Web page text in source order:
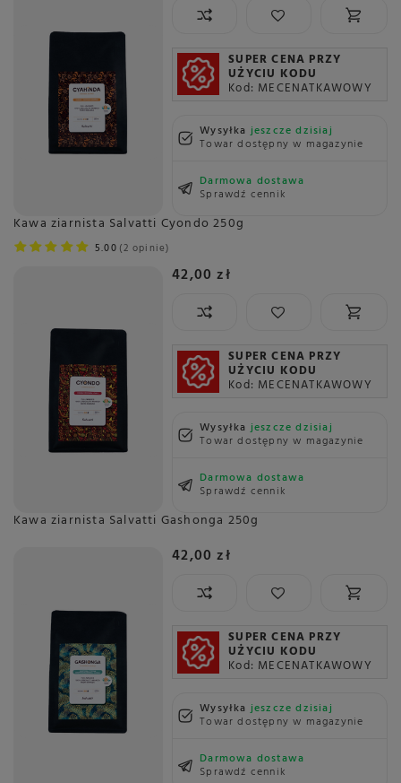
SUPER CENA PRZY
UŻYCIU KODU
Kod: MECENATKAWOWY
Wysyłkajeszcze dzisiaj
Towar dostępny w magazynie
Darmowa dostawa
Sprawdź cennik
Kawa ziarnista Salvatti Cyondo 250g
5.00 2 opinie
42,00 zł
SUPER CENA PRZY
UŻYCIU KODU
Kod: MECENATKAWOWY
Wysyłkajeszcze dzisiaj
Towar dostępny w magazynie
Darmowa dostawa
Sprawdź cennik
Kawa ziarnista Salvatti Gashonga 250g
42,00 zł
SUPER CENA PRZY
UŻYCIU KODU
Kod: MECENATKAWOWY
Wysyłkajeszcze dzisiaj
Towar dostępny w magazynie
Darmowa dostawa
Sprawdź cennik